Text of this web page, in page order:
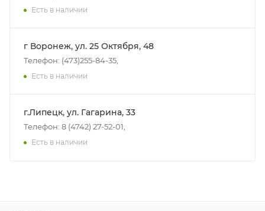
Есть в наличии
г Воронеж, ул. 25 Октября, 48
Телефон: (473)255-84-35,
Есть в наличии
г.Липецк, ул. Гагарина, 33
Телефон: 8 (4742) 27-52-01,
Есть в наличии